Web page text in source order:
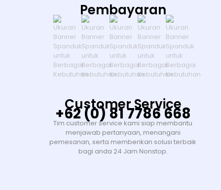
Pembayaran
Customer Service
+62 (0) 81 7786 668
Tim customer service kami siap membantu
menjawab pertanyaan, menangani
pemesanan, serta memberikan solusi terbaik
bagi anda 24 Jam Nonstop.